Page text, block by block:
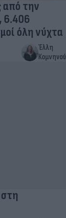
από την
6.406
όλη νύχτα
Έλλη
Κομνηνού